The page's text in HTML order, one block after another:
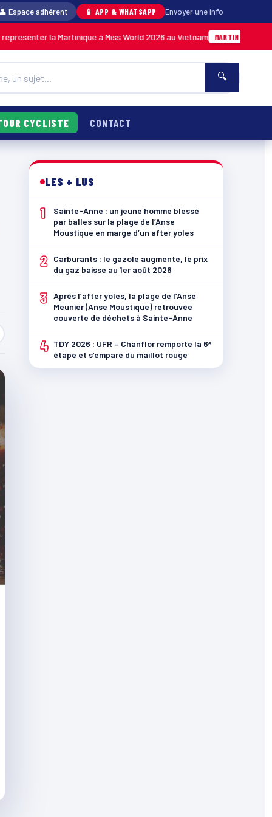
👤 Espace adhérent 📱 APP & WHATSAPP Envoyer une info
la Martinique à Miss World 2026 au Vietnam MARTINIQUE 05/08 · 14h14
🔍
CYCLISTE CONTACT
LES + LUS
1
Sainte-Anne : un jeune homme blessé
par balles sur la plage de l’Anse
Moustique en marge d’un after yoles
2
Carburants : le gazole augmente, le prix
du gaz baisse au 1er août 2026
3 Après l’after yoles, la plage de l’Anse
Meunier (Anse Moustique) retrouvée
couverte de déchets à Sainte-Anne
4 TDY 2026 : UFR – Chanflor remporte la 6ᵉ
étape et s’empare du maillot rouge